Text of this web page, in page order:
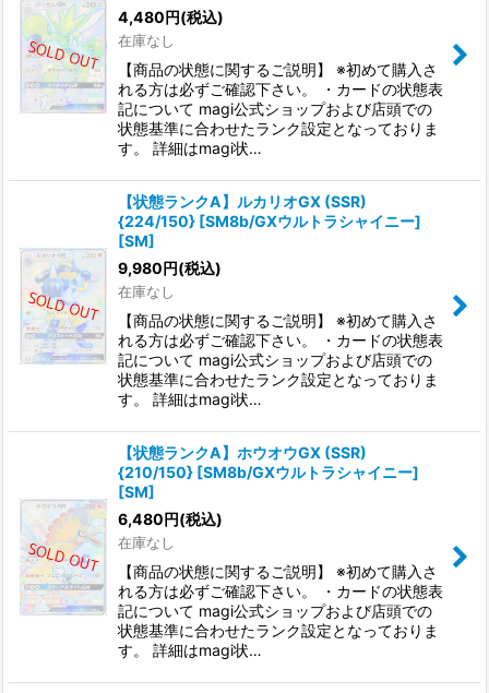
4,480円(税込)
在庫なし
【商品の状態に関するご説明】 ※初めて購入さ
れる方は必ずご確認下さい。 ・カードの状態表
記について magi公式ショップおよび店頭での
状態基準に合わせたランク設定となっておりま
す。 詳細はmagi状…
【状態ランクA】ルカリオGX (SSR)
{224/150} [SM8b/GXウルトラシャイニー]
[SM]
9,980円(税込)
在庫なし
【商品の状態に関するご説明】 ※初めて購入さ
れる方は必ずご確認下さい。 ・カードの状態表
記について magi公式ショップおよび店頭での
状態基準に合わせたランク設定となっておりま
す。 詳細はmagi状…
【状態ランクA】ホウオウGX (SSR)
{210/150} [SM8b/GXウルトラシャイニー]
[SM]
6,480円(税込)
在庫なし
【商品の状態に関するご説明】 ※初めて購入さ
れる方は必ずご確認下さい。 ・カードの状態表
記について magi公式ショップおよび店頭での
状態基準に合わせたランク設定となっておりま
す。 詳細はmagi状…